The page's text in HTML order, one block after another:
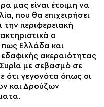
μας είναι έτοιμη να
που θα επιχειρήσει
την περιφερειακή
ο
Ελλάδα και
ακεραιότητας
με σεβασμό σε
ότι γεγονότα όπως οι
και Δρούζων